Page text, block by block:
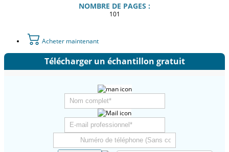
NOMBRE DE PAGES :
101
Acheter maintenant
Télécharger un échantillon gratuit